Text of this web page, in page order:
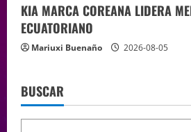
KIA MARCA COREANA LIDERA
ECUATORIANO
Mariuxi Buenaño 2026-08-05
BUSCAR